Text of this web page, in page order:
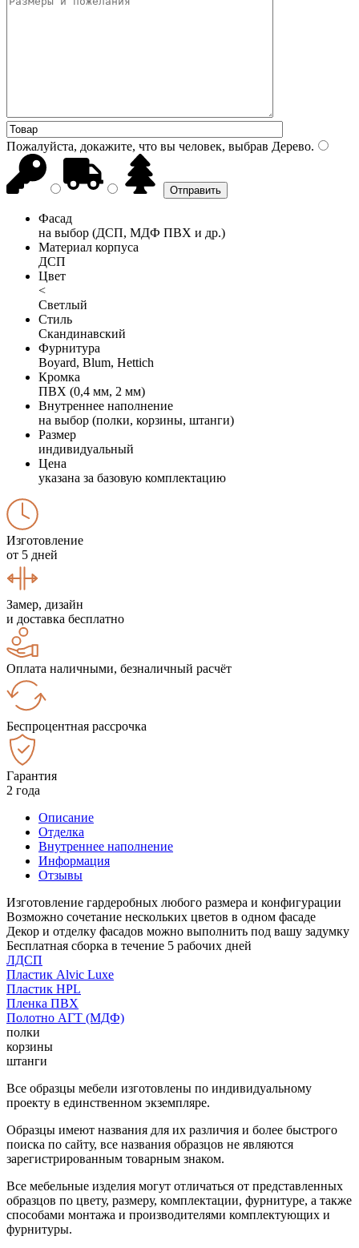
Пожалуйста, докажите, что вы человек, выбрав Дерево.
Фасад
на выбор (ДСП, МДФ ПВХ и др.)
Материал корпуса
ДСП
Цвет
<
Светлый
Стиль
Скандинавский
Фурнитура
Boyard, Blum, Hettich
Кромка
ПВХ (0,4 мм, 2 мм)
Внутреннее наполнение
на выбор (полки, корзины, штанги)
Размер
индивидуальный
Цена
указана за базовую комплектацию
Изготовление
от 5 дней
Замер, дизайн
и доставка бесплатно
Оплата наличными, безналичный расчёт
Беспроцентная рассрочка
Гарантия
2 года
Описание
Отделка
Внутреннее наполнение
Информация
Отзывы
Изготовление гардеробных любого размера и конфигурации
Возможно сочетание нескольких цветов в одном фасаде
Декор и отделку фасадов можно выполнить под вашу задумку
Бесплатная сборка в течение 5 рабочих дней
ЛДСП
Пластик Alvic Luxe
Пластик HPL
Пленка ПВХ
Полотно АГТ (МДФ)
полки
корзины
штанги
Все образцы мебели изготовлены по индивидуальному
проекту в единственном экземпляре.
Образцы имеют названия для их различия и более быстрого
поиска по сайту, все названия образцов не являются
зарегистрированным товарным знаком.
Все мебельные изделия могут отличаться от представленных
образцов по цвету, размеру, комплектации, фурнитуре, а также
способами монтажа и производителями комплектующих и
фурнитуры.